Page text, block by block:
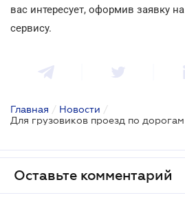
вас интересует, оформив заявку на
сервису.
Главная / Новости /
Оставьте комментарий